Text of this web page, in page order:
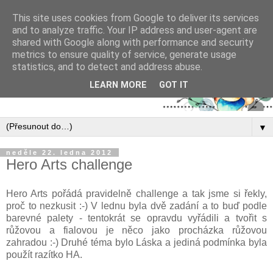
▼
neděle 22. ledna 2012
Hero Arts challenge
Hero Arts pořádá pravidelně challenge a tak jsme si řekly,
proč to nezkusit :-) V lednu byla dvě zadání a to buď podle
barevné palety - tentokrát se opravdu vyřádili a tvořit s
růžovou a fialovou je něco jako procházka růžovou
zahradou :-) Druhé téma bylo Láska a jediná podmínka byla
použít razítko HA.
This site uses cookies from Google to deliver its services
and to analyze traffic. Your IP address and user-agent are
shared with Google along with performance and security
metrics to ensure quality of service, generate usage
statistics, and to detect and address abuse.
LEARN MORE GOT IT